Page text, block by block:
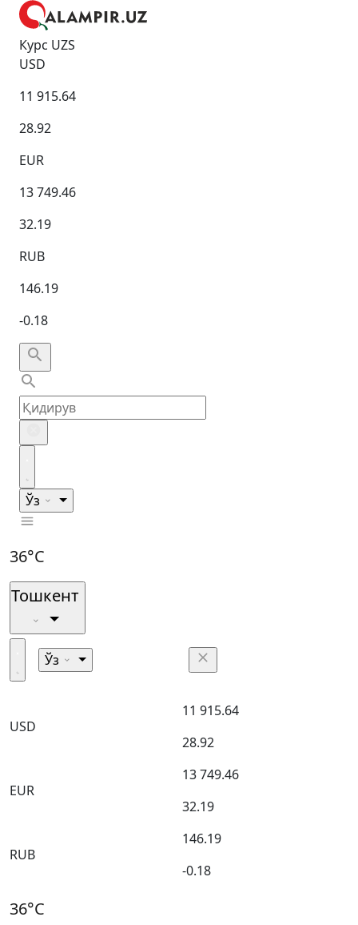
Курс UZS
USD
11 915.64
28.92
EUR
13 749.46
32.19
RUB
146.19
-0.18
Ўз
36°C
Тошкент
Ўз
USD
11 915.64
28.92
EUR
13 749.46
32.19
RUB
146.19
-0.18
36°C